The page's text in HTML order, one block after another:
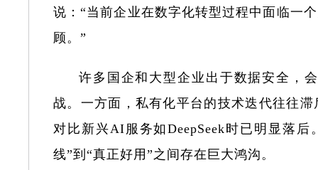
说：“当前企业在数字化转型过程中面临一
顾。”
许多国企和大型企业出于数据安全，
战。一方面，私有化平台的技术迭代往往
对比新兴AI服务如DeepSeek时已明显落
线”到“真正好用”之间存在巨大鸿沟。